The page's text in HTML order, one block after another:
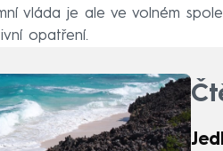
vláda je ale ve volném
opatření.